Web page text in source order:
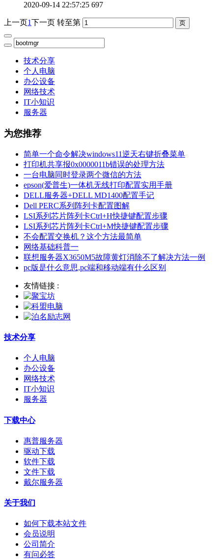
2020-09-14 22:57:25 697
上一页1下一页 转至第
技术分享
个人电脑
办公设备
网络技术
IT小知识
服务器
为您推荐
简单一个命令解决windows11逆天右键折叠菜单
打印机共享报0x0000011b错误的处理方法
一台电脑同时登录两个微信的方法
epson(爱普生)一体机无线打印配置实用手册
DELL服务器+DELL MD1400配置手记
Dell PERC系列阵列卡配置图解
LSI系列芯片阵列卡Ctrl+H快捷键配置步骤
LSI系列芯片阵列卡Ctrl+M快捷键配置步骤
不会配置交换机？这个方法最简单
网络基础科普一
联想服务器X3650M5故障黄灯消除不了解决方法一例
pc版是什么意思,pc端和移动端有什么区别
友情链接 :
技术分享
个人电脑
办公设备
网络技术
IT小知识
服务器
下载中心
惠普服务器
驱动下载
软件下载
文件下载
戴尔服务器
关于我们
如何下载本站文件
会员说明
公司简介
有问必答